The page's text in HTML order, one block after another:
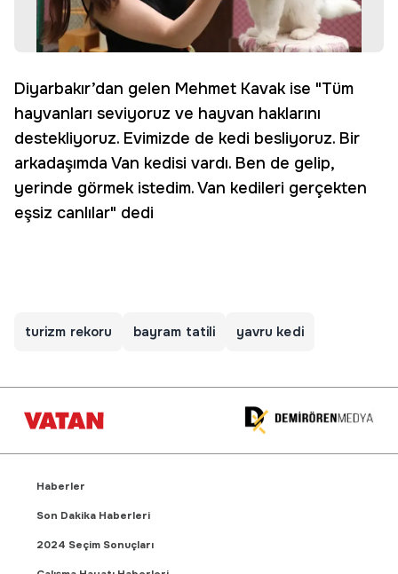
Diyarbakır’dan gelen Mehmet Kavak ise "Tüm
hayvanları seviyoruz ve hayvan haklarını
destekliyoruz. Evimizde de kedi besliyoruz. Bir
arkadaşımda Van kedisi vardı. Ben de gelip,
yerinde görmek istedim. Van kedileri gerçekten
eşsiz canlılar" dedi
turizm rekoru bayram tatili yavru kedi
Haberler
Son Dakika Haberleri
2024 Seçim Sonuçları